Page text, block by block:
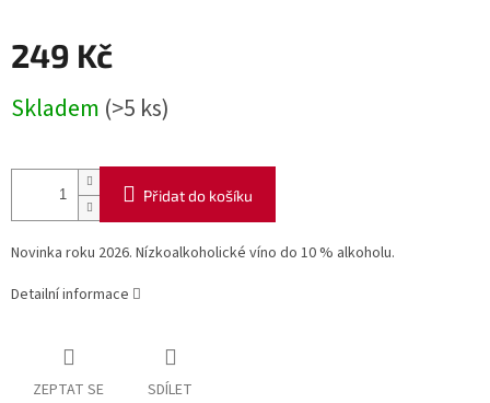
249 Kč
cena:
Skladem (>5 ks)
Přidat do košíku
Novinka roku 2026. Nízkoalkoholické víno do 10 % alkoholu.
Detailní informace
ZEPTAT SE SDÍLET